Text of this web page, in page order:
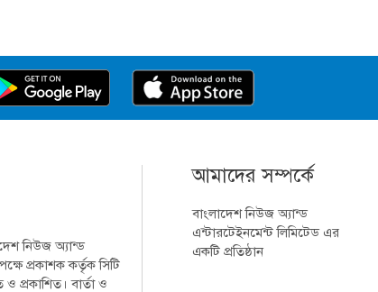
নিউজ অ্যান্ড
প্রকাশক কর্তৃক সিটি
প্রকাশিত। বার্তা ও
আমাদের সম্পর্কে
বাংলাদেশ নিউজ অ্যান্ড
এন্টারটেইনমেন্ট লিমিটেড এর
একটি প্রতিষ্ঠান